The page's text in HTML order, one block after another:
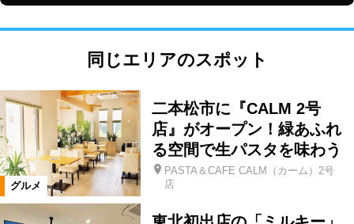
同じエリアのスポット
グルメ
二本松市に『CALM 2号
店』がオープン！緑あふれ
る空間で生パスタを味わう
PASTA＆CAFE CALM（カーム）2号
店